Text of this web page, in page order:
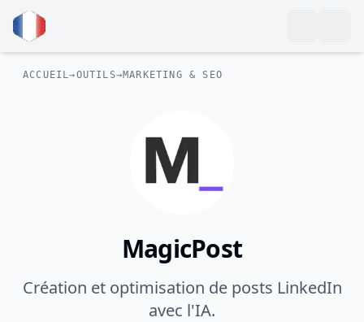
ACCUEIL→OUTILS→MARKETING & SEO
MagicPost
Création et optimisation de posts LinkedIn
avec l'IA.